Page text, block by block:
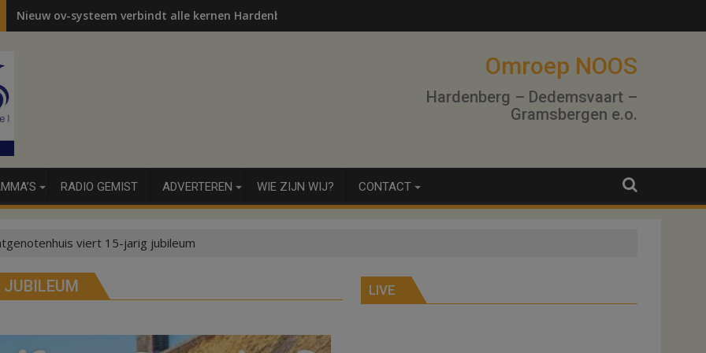
Nieuw ov-systeem verbindt alle kernen Hardenberg
Omroep NOOS
Hardenberg – Dedemsvaart –
Gramsbergen e.o.
RADIO GEMIST ADVERTEREN WIE ZIJN WIJ? CONTACT
viert 15-jarig jubileum
LIVE